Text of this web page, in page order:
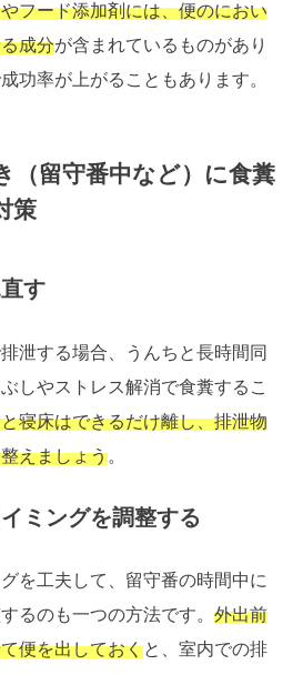
フード添加剤には、便のにおい
成分が含まれているものがあり
功率が上がることもあります。
（留守番中など）に食糞
策
す
泄する場合、うんちと長時間同
しやストレス解消で食糞するこ
寝床はできるだけ離し、排泄物
えましょう
ミングを調整する
を工夫して、留守番の時間中に
るのも一つの方法です。外出前
便を出しておくと、室内での排